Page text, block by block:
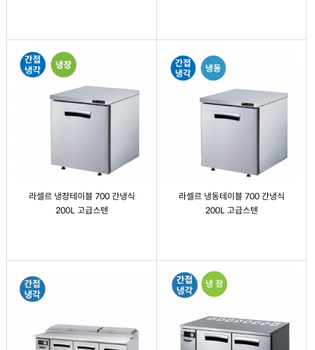
라셀르 냉장테이블 700 간냉식
200L 고급스텐
라셀르 냉동테이블 700 간냉식
200L 고급스텐